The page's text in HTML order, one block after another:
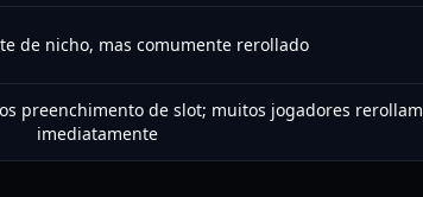
de nicho, mas comumente rerollado
preenchimento de slot; muitos jogadores rerollam
imediatamente